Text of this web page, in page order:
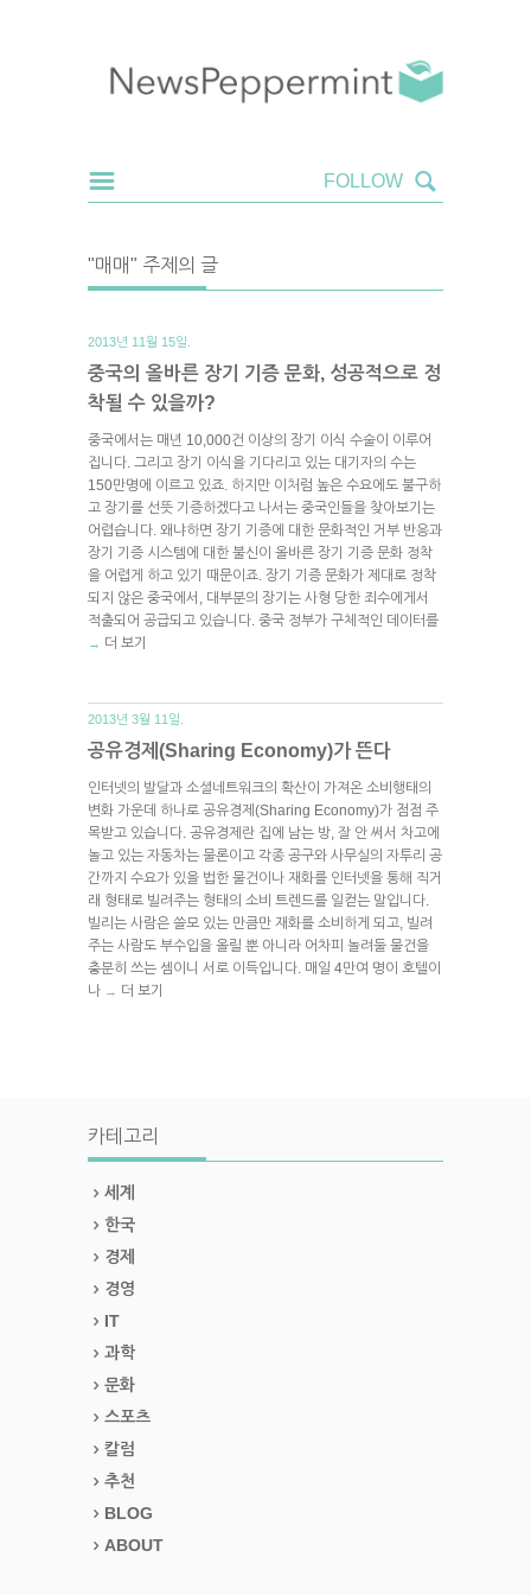
"매매" 주제의 글
2013년 11월 15일.
중국의 올바른 장기 기증 문화, 성공적으로 정
착될 수 있을까?
중국에서는 매년 10,000건 이상의 장기 이식 수술이 이루어
집니다. 그리고 장기 이식을 기다리고 있는 대기자의 수는
150만명에 이르고 있죠. 하지만 이처럼 높은 수요에도 불구하
고 장기를 선뜻 기증하겠다고 나서는 중국인들을 찾아보기는
어렵습니다. 왜냐하면 장기 기증에 대한 문화적인 거부 반응과
장기 기증 시스템에 대한 불신이 올바른 장기 기증 문화 정착
을 어렵게 하고 있기 때문이죠. 장기 기증 문화가 제대로 정착
되지 않은 중국에서, 대부분의 장기는 사형 당한 죄수에게서
적출되어 공급되고 있습니다. 중국 정부가 구체적인 데이터를
→ 더 보기
2013년 3월 11일.
공유경제(Sharing Economy)가 뜬다
인터넷의 발달과 소셜네트워크의 확산이 가져온 소비행태의
변화 가운데 하나로 공유경제(Sharing Economy)가 점점 주
목받고 있습니다. 공유경제란 집에 남는 방, 잘 안 써서 차고에
놀고 있는 자동차는 물론이고 각종 공구와 사무실의 자투리 공
간까지 수요가 있을 법한 물건이나 재화를 인터넷을 통해 직거
래 형태로 빌려주는 형태의 소비 트렌드를 일컫는 말입니다.
빌리는 사람은 쓸모 있는 만큼만 재화를 소비하게 되고, 빌려
주는 사람도 부수입을 올릴 뿐 아니라 어차피 놀려둘 물건을
충분히 쓰는 셈이니 서로 이득입니다. 매일 4만여 명이 호텔이
나 → 더 보기
카테고리
세계
한국
경제
경영
IT
과학
문화
스포츠
칼럼
추천
BLOG
ABOUT